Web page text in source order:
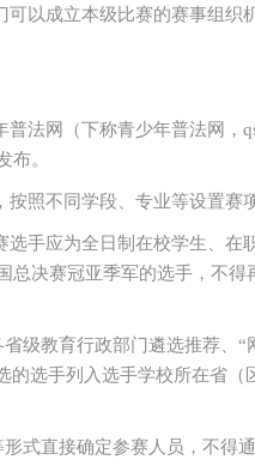
可以成立本级比赛的赛事组织
法网（下称青少年普法网，
布。
按照不同学段、专业等设置赛
选手应为全日制在校学生、在
总决赛冠亚季军的选手，不
级教育行政部门遴选推荐、
的选手列入选手学校所在省
式直接确定参赛人员，不得